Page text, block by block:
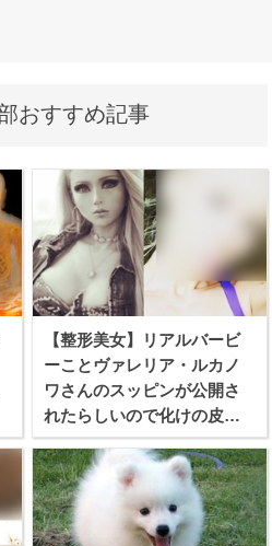
おすすめ記事
【整形美女】リアルバービ
ーことヴァレリア・ルカノ
ワさんのスッピンが公開さ
れたらしいので化けの皮を
剥ぐつもりで見てみたぞ！